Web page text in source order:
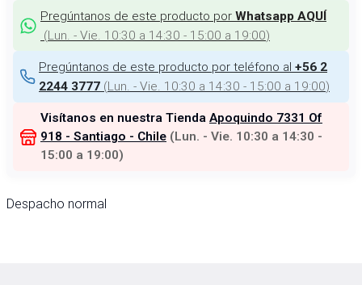
Pregúntanos de este producto por Whatsapp AQUÍ
(Lun. - Vie. 10:30 a 14:30 - 15:00 a 19:00)
Pregúntanos de este producto por teléfono al +56 2
2244 3777 (Lun. - Vie. 10:30 a 14:30 - 15:00 a 19:00)
Visítanos en nuestra Tienda Apoquindo 7331 Of
918 - Santiago - Chile (Lun. - Vie. 10:30 a 14:30 -
15:00 a 19:00)
Despacho normal